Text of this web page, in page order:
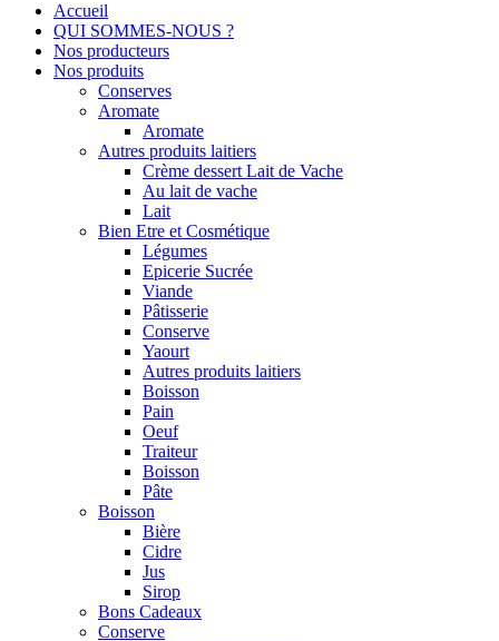
Accueil
QUI SOMMES-NOUS ?
Nos producteurs
Nos produits
Conserves
Aromate
Aromate
Autres produits laitiers
Crème dessert Lait de Vache
Au lait de vache
Lait
Bien Etre et Cosmétique
Légumes
Epicerie Sucrée
Viande
Pâtisserie
Conserve
Yaourt
Autres produits laitiers
Boisson
Pain
Oeuf
Traiteur
Boisson
Pâte
Boisson
Bière
Cidre
Jus
Sirop
Bons Cadeaux
Conserve